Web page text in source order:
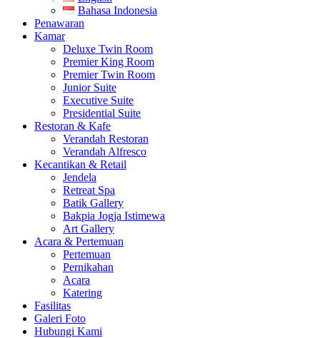
Bahasa Indonesia
Penawaran
Kamar
Deluxe Twin Room
Premier King Room
Premier Twin Room
Junior Suite
Executive Suite
Presidential Suite
Restoran & Kafe
Verandah Restoran
Verandah Alfresco
Kecantikan & Retail
Jendela
Retreat Spa
Batik Gallery
Bakpia Jogja Istimewa
Art Gallery
Acara & Pertemuan
Pertemuan
Pernikahan
Acara
Katering
Fasilitas
Galeri Foto
Hubungi Kami